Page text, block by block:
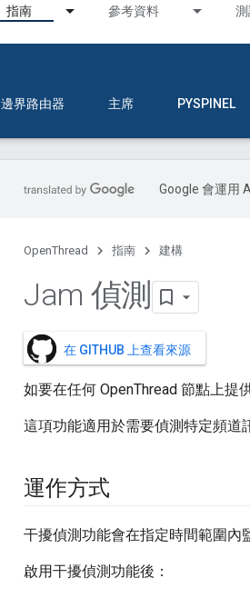
指南 參考資料
邊界路由器 主席 PYSPINEL
Google 會運用
OpenThread 指南 建構
Jam 偵測
在 GITHUB 上查看來源
如要在任何 OpenThread 節點上
這項功能適用於需要偵測特定頻道
運作方式
干擾偵測功能會在指定時間範圍內
啟用干擾偵測功能後：